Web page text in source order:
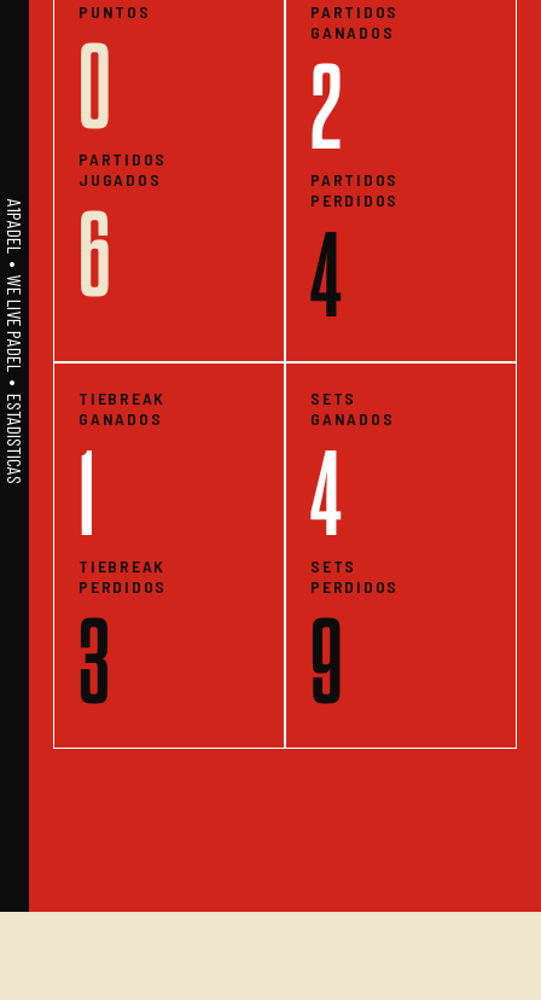
A1PADEL • WE LIVE PADEL • ESTADISTICAS
PUNTOS
0
PARTIDOS
JUGADOS
6
PARTIDOS
GANADOS
2
PARTIDOS
PERDIDOS
4
TIEBREAK
GANADOS
1
TIEBREAK
PERDIDOS
3
SETS
GANADOS
4
SETS
PERDIDOS
9